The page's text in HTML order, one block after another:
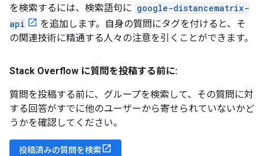
を検索するには、検索語句に google-distancematrix-
api
を追加します。自身の質問にタグを付けると、そ
の関連技術に精通する人々の注意を引くことができます。
Stack Overflow に質問を投稿する前に:
質問を投稿する前に、グループを検索して、その質問に対
する回答がすでに他のユーザーから寄せられていないかど
うかを確認してください。
投稿済みの質問を検索